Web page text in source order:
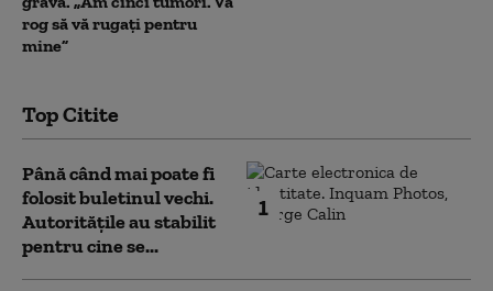
rog să vă rugați pentru
mine”
Top Citite
1
Până când mai poate fi
folosit buletinul vechi.
Autoritățile au stabilit
pentru cine se...